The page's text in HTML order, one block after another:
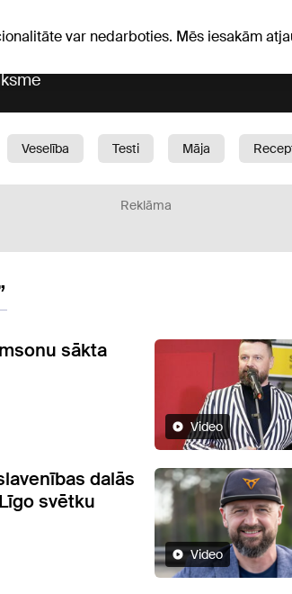
var nedarboties. Mēs iesakām
Veselība Testi Māja
Reklāma
sākta
Video
dalās
svētku
Video